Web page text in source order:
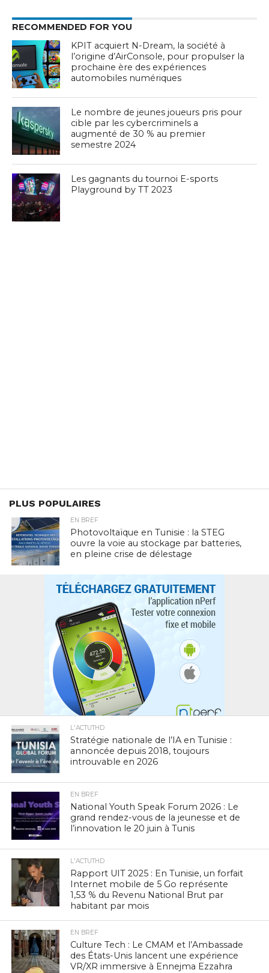
RECOMMENDED FOR YOU
KPIT acquiert N-Dream, la société à
l’origine d’AirConsole, pour propulser la
prochaine ère des expériences
automobiles numériques
Le nombre de jeunes joueurs pris pour
cible par les cybercriminels a
augmenté de 30 % au premier
semestre 2024
Les gagnants du tournoi E-sports
Playground by TT 2023
PLUS POPULAIRES
EN BREF
Photovoltaïque en Tunisie : la STEG
ouvre la voie au stockage par batteries,
en pleine crise de délestage
L'ACTUTHD
Stratégie nationale de l’IA en Tunisie :
annoncée depuis 2018, toujours
introuvable en 2026
EN BREF
National Youth Speak Forum 2026 : Le
grand rendez-vous de la jeunesse et de
l’innovation le 20 juin à Tunis
L'ACTUTHD
Rapport UIT 2025 : En Tunisie, un forfait
Internet mobile de 5 Go représente
1,53 % du Revenu National Brut par
habitant par mois
EN BREF
Culture Tech : Le CMAM et l’Ambassade
des États-Unis lancent une expérience
VR/XR immersive à Ennejma Ezzahra